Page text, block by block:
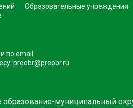
Образовательные учреждения
по email.
preobr@preobr.ru
образование-муниципальный